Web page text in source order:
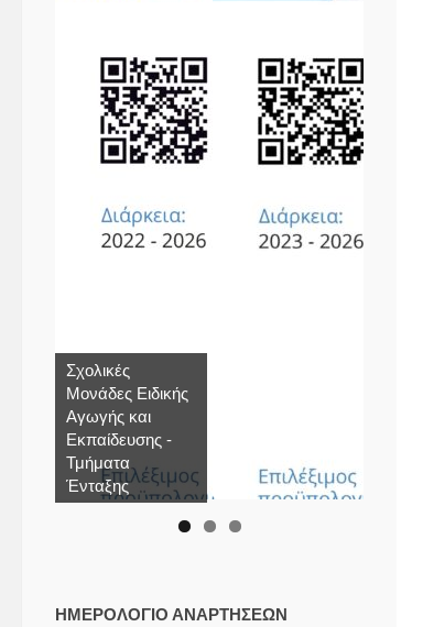
Σχολικές
Μονάδες Ειδικής
Αγωγής και
Εκπαίδευσης -
Τμήματα
Ένταξης
ΗΜΕΡΟΛΌΓΙΟ ΑΝΑΡΤΉΣΕΩΝ